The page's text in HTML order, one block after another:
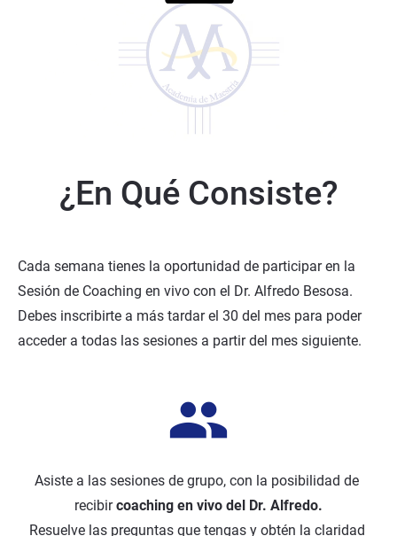
¿En Qué Consiste?
Cada semana tienes la oportunidad de participar en la
Sesión de Coaching en vivo con el Dr. Alfredo Besosa.
Debes inscribirte a más tardar el 30 del mes para poder
acceder a todas las sesiones a partir del mes siguiente.
group
Asiste a las sesiones de grupo, con la posibilidad de
recibir coaching en vivo del Dr. Alfredo.
Resuelve las preguntas que tengas y obtén la claridad